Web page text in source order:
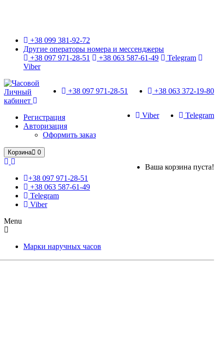
+38 099 381-92-72
Другие операторы номера и мессенджеры
+38 097 971-28-51
+38 063 587-61-49
Telegram
Viber
+38 063 372-19-80
+38 097 971-28-51
Telegram
Viber
Личный
кабинет
Регистрация
Авторизация
Оформить заказ
Корзина 0
Ваша корзина пуста!
+38 097 971-28-51
+38 063 587-61-49
Telegram
Viber
Menu
Марки наручных часов